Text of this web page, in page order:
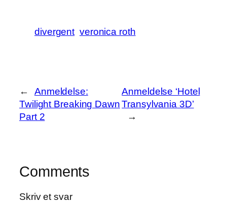
divergent veronica roth
←
Anmeldelse:
Twilight Breaking Dawn
Part 2
Anmeldelse ‘Hotel
Transylvania 3D’
→
Comments
Skriv et svar